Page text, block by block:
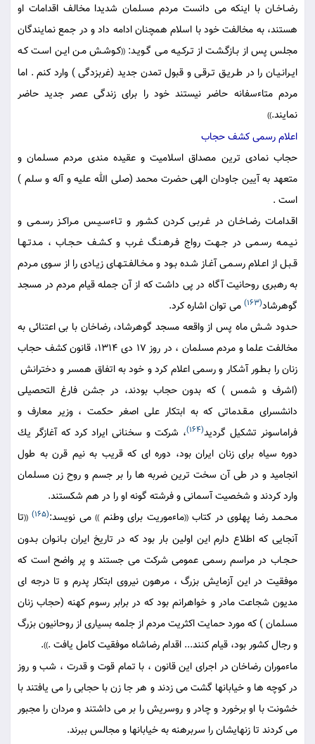
رضـاخـان با اينكه مى دانست مردم مسلمان شديدا مخالف اقدامات او
هستند، به مخالفت خود با اسلام همچنان ادامه داد و در جمع نمايندگان
مجلس پس از بـازگـشـت از تـركـيـه مـى گـويـد: ((كـوشـش مـن ايـن اسـت كـه
ايـرانـيـان را در طـريـق تـرقـى و قبول تمدن جديد (غربزدگى ) وارد كنم . اما
مردم متاءسفانه حاضر نيستند خود را براى زندگى عصر جديد حاضر
نمايند.))
اعلام رسمى كشف حجاب
حجاب نمادى ترين مصداق اسلاميت و عقيده مندى مردم مسلمان و
متعهد به آيين جاودان الهى حضرت محمد (صلى الله عليه و آله و سلم )
است .
اقـدامـات رضـاخـان در غـربـى كـردن كـشـور و تـاءسـيـس مـراكـز رسـمـى و
نـيـمـه رسـمـى در جـهـت رواج فـرهـنـگ غـرب و كـشـف حـجـاب ، مـدتـهـا
قـبـل از اعـلام رسـمـى آغـاز شـده بـود و مـخـالفـتـهـاى زيـادى را از سـوى مـردم
به رهبرى روحانيت آگاه در پى داشت كه از آن جمله قيام مردم در مسجد
گوهرشاد(163)
مى توان اشاره كرد.
حـدود شـش ماه پس از واقعه مسجد گوهرشاد، رضاخان با بى اعتنائى به
مخالفت علما و مردم مسلمان ، در روز 17 دى 1314، قانون كشف حجاب
زنان را بـطـور آشكار و رسمى اعلام كرد و خود به اتفاق همسر و دخترانش ‍
(اشرف و شمس ) كه بدون حجاب بودند، در جشن فارغ التحصيلى
دانشسراى مـقـدماتى كه به ابتكار على اصغر حكمت ، وزير معارف و
فراماسونر تشكيل گرديد(164)
، شركت و سخنانى ايراد كرد كه آغازگر يك
دوره سياه براى زنان ايران بود، دوره اى كه قريب به نيم قرن به طول
انجاميد و در طى آن سخت ترين ضربه ها را بر جسم و روح زن مسلمان
وارد كردند و شخصيت آسمانى و فرشته گونه او را در هم شكستند.
مـحـمـد رضا پهلوى در كتاب((ماءموريت براى وطنم))مى نويسد:(165)
((تا
آنجايى كه اطلاع دارم اين اولين بار بود كه در تاريخ ايران بـانـوان بـدون
حـجـاب در مراسم رسمى عمومى شركت مى جستند و پر واضح است كه
موفقيت در اين آزمايش بزرگ ، مرهون نيروى ابتكار پدرم و تا درجه اى
مديون شجاعت مادر و خواهرانم بود كه در برابر رسوم كهنه (حجاب زنان
مسلمان ) كه مورد حمايت اكثريت مردم از جلمه بسيارى از روحانيون بزرگ
و رجال كشور بود، قيام كنند... اقدام رضاشاه موفقيت كامل يافت .))
.
ماءموران رضاخان در اجراى اين قانون ، با تمام قوت و قدرت ، شب و روز
در كوچه ها و خيابانها گشت مى زدند و هر جا زن با حجابى را مى يافتند با
خشونت با او برخورد و چادر و روسريش را بر مى داشتند و مردان را مجبور
مى كردند تا زنهايشان را سربرهنه به خيابانها و مجالس ببرند.